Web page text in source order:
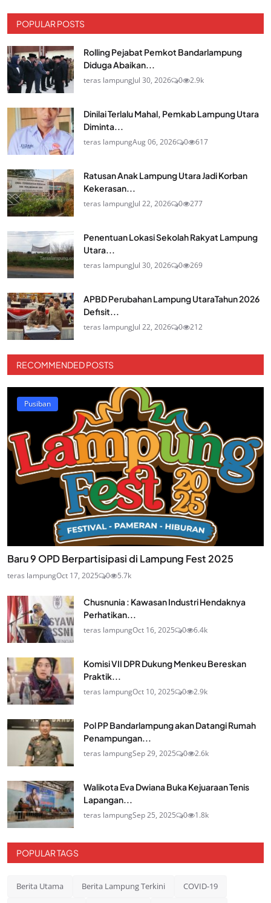
POPULAR POSTS
Rolling Pejabat Pemkot Bandarlampung
Diduga Abaikan...
teras lampungJul 30, 2026 0 2.9k
Dinilai Terlalu Mahal, Pemkab Lampung Utara
Diminta...
teras lampungAug 06, 2026 0 617
Ratusan Anak Lampung Utara Jadi Korban
Kekerasan...
teras lampungJul 22, 2026 0 277
Penentuan Lokasi Sekolah Rakyat Lampung
Utara...
teras lampungJul 30, 2026 0 269
APBD Perubahan Lampung UtaraTahun 2026
Defisit...
teras lampungJul 22, 2026 0 212
RECOMMENDED POSTS
Pusiban
Baru 9 OPD Berpartisipasi di Lampung Fest 2025
teras lampungOct 17, 2025 0 5.7k
Chusnunia : Kawasan Industri Hendaknya
Perhatikan...
teras lampungOct 16, 2025 0 6.4k
Komisi VII DPR Dukung Menkeu Bereskan
Praktik...
teras lampungOct 10, 2025 0 2.9k
Pol PP Bandarlampung akan Datangi Rumah
Penampungan...
teras lampungSep 29, 2025 0 2.6k
Walikota Eva Dwiana Buka Kejuaraan Tenis
Lapangan...
teras lampungSep 25, 2025 0 1.8k
POPULAR TAGS
Berita Utama Berita Lampung Terkini COVID-19